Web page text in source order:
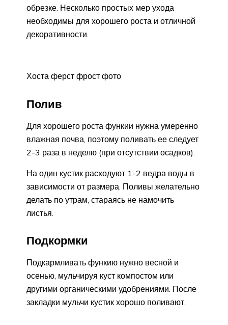
обрезке. Несколько простых мер ухода
необходимы для хорошего роста и отличной
декоративности.
Хоста ферст фрост фото
Полив
Для хорошего роста функии нужна умеренно
влажная почва, поэтому поливать ее следует
2-3 раза в неделю (при отсутствии осадков).
На один кустик расходуют 1-2 ведра воды в
зависимости от размера. Поливы желательно
делать по утрам, стараясь не намочить
листья.
Подкормки
Подкармливать функию нужно весной и
осенью, мульчируя куст компостом или
другими органическими удобрениями. После
закладки мульчи кустик хорошо поливают.